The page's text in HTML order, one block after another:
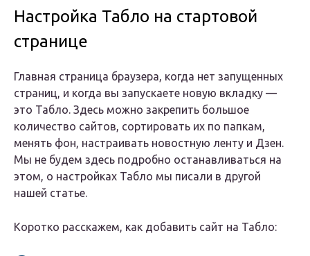
Настройка Табло на стартовой
странице
Главная страница браузера, когда нет запущенных
страниц, и когда вы запускаете новую вкладку —
это Табло. Здесь можно закрепить большое
количество сайтов, сортировать их по папкам,
менять фон, настраивать новостную ленту и Дзен.
Мы не будем здесь подробно останавливаться на
этом, о настройках Табло мы писали в другой
нашей статье.
Коротко расскажем, как добавить сайт на Табло: